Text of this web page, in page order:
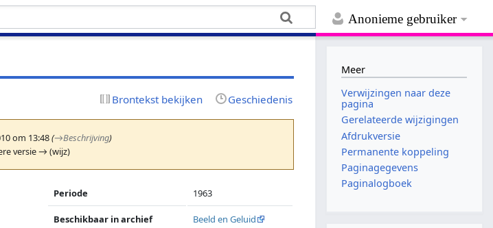
Anonieme gebruiker
Brontekst bekijken Geschiedenis
om 13:48(→Beschrijving)
versie → (wijz)
Periode 1963
Beschikbaar in archief Beeld en Geluid
Meer
Verwijzingen naar deze
pagina
Gerelateerde wijzigingen
Afdrukversie
Permanente koppeling
Paginagegevens
Paginalogboek